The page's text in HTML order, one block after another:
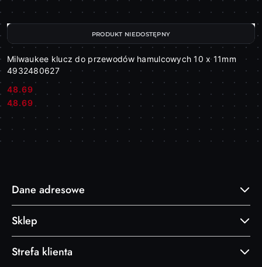
Milwaukee klucz do przewodów hamulcowych 10 x 11mm
4932480627
Cena:
48.69
Cena:
48.69
PRODUKT NIEDOSTĘPNY
Dane adresowe
Sklep
Strefa klienta